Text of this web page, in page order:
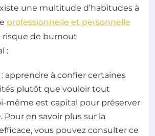
une multitude d’habitudes à
professionnelle et personnelle
risque de burnout
:
: apprendre à confier certaines
plutôt que vouloir tout
même est capital pour préserver
Pour en savoir plus sur la
vous pouvez consulter ce